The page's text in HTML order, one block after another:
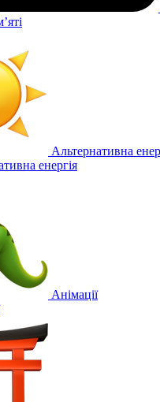
Альтернативна
енергія
Анімації